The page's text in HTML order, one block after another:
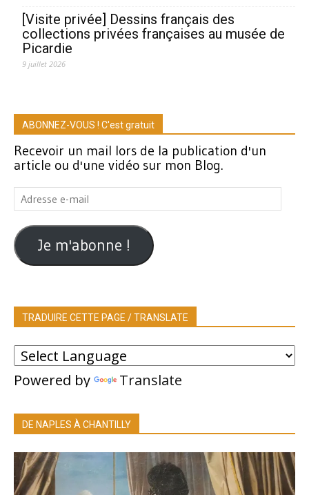
[Visite privée] Dessins français des
collections privées françaises au musée de
Picardie
9 juillet 2026
ABONNEZ-VOUS ! C'est gratuit
Recevoir un mail lors de la publication d'un
article ou d'une vidéo sur mon Blog.
Adresse
e-
mail
Je m'abonne !
TRADUIRE CETTE PAGE / TRANSLATE
Powered by Translate
DE NAPLES À CHANTILLY